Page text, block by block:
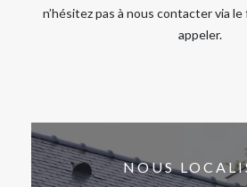
n’hésitez pas à nous contacter via
appeler.
NOUS